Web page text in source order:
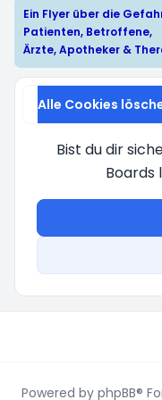
Ein Flyer über die
Patienten, Betroffene,
Ärzte, Apotheker &
Alle Cookies
Bist du dir
Boards
Powered by phpBB®